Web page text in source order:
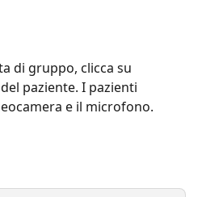
di gruppo, clicca su
paziente. I pazienti
e il microfono.